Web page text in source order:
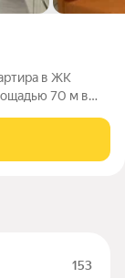
в ЖК
70 м в
на 7 этаже 9-
153